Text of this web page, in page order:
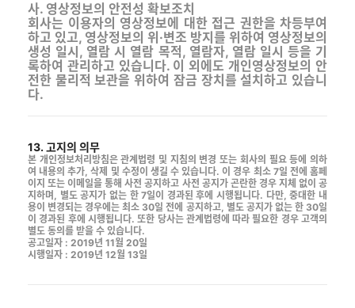
사. 영상정보의 안전성 확보조치
회사는 이용자의 영상정보에 대한 접근 권한을 차등부여
하고 있고, 영상정보의 위·변조 방지를 위하여 영상정보의
생성 일시, 열람 시 열람 목적, 열람자, 열람 일시 등을 기
록하여 관리하고 있습니다. 이 외에도 개인영상정보의 안
전한 물리적 보관을 위하여 잠금 장치를 설치하고 있습니
다.
13. 고지의 의무
본 개인정보처리방침은 관계법령 및 지침의 변경 또는 회사의 필요 등에 의하
여 내용의 추가, 삭제 및 수정이 생길 수 있습니다. 이 경우 최소 7일 전에 홈페
이지 또는 이메일을 통해 사전 공지하고 사전 공지가 곤란한 경우 지체 없이 공
지하며, 별도 공지가 없는 한 7일이 경과된 후에 시행됩니다. 다만, 중대한 내
용이 변경되는 경우에는 최소 30일 전에 공지하고, 별도 공지가 없는 한 30일
이 경과된 후에 시행됩니다. 또한 당사는 관계법령에 따라 필요한 경우 고객의
별도 동의를 받을 수 있습니다.
공고일자 : 2019년 11월 20일
시행일자 : 2019년 12월 13일